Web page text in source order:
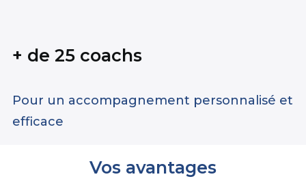
+ de 25 coachs
Pour un accompagnement personnalisé et
efficace
Vos avantages